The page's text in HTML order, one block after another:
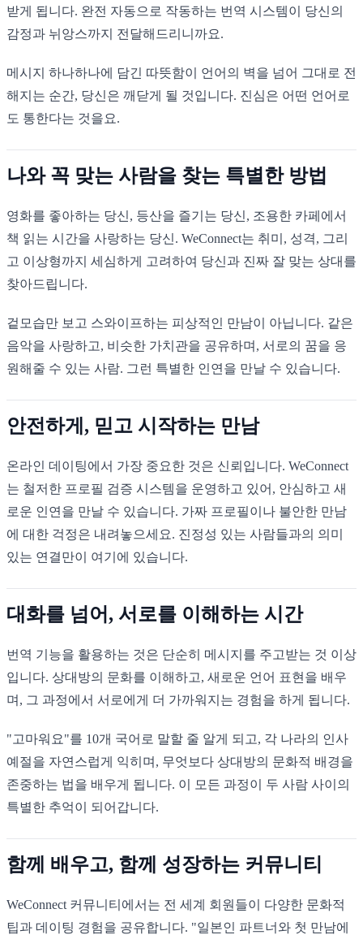
받게 됩니다. 완전 자동으로 작동하는 번역 시스템이 당신의
감정과 뉘앙스까지 전달해드리니까요.
메시지 하나하나에 담긴 따뜻함이 언어의 벽을 넘어 그대로 전
해지는 순간, 당신은 깨닫게 될 것입니다. 진심은 어떤 언어로
도 통한다는 것을요.
나와 꼭 맞는 사람을 찾는 특별한 방법
영화를 좋아하는 당신, 등산을 즐기는 당신, 조용한 카페에서
책 읽는 시간을 사랑하는 당신. WeConnect는 취미, 성격, 그리
고 이상형까지 세심하게 고려하여 당신과 진짜 잘 맞는 상대를
찾아드립니다.
겉모습만 보고 스와이프하는 피상적인 만남이 아닙니다. 같은
음악을 사랑하고, 비슷한 가치관을 공유하며, 서로의 꿈을 응
원해줄 수 있는 사람. 그런 특별한 인연을 만날 수 있습니다.
안전하게, 믿고 시작하는 만남
온라인 데이팅에서 가장 중요한 것은 신뢰입니다. WeConnect
는 철저한 프로필 검증 시스템을 운영하고 있어, 안심하고 새
로운 인연을 만날 수 있습니다. 가짜 프로필이나 불안한 만남
에 대한 걱정은 내려놓으세요. 진정성 있는 사람들과의 의미
있는 연결만이 여기에 있습니다.
대화를 넘어, 서로를 이해하는 시간
번역 기능을 활용하는 것은 단순히 메시지를 주고받는 것 이상
입니다. 상대방의 문화를 이해하고, 새로운 언어 표현을 배우
며, 그 과정에서 서로에게 더 가까워지는 경험을 하게 됩니다.
"고마워요"를 10개 국어로 말할 줄 알게 되고, 각 나라의 인사
예절을 자연스럽게 익히며, 무엇보다 상대방의 문화적 배경을
존중하는 법을 배우게 됩니다. 이 모든 과정이 두 사람 사이의
특별한 추억이 되어갑니다.
함께 배우고, 함께 성장하는 커뮤니티
WeConnect 커뮤니티에서는 전 세계 회원들이 다양한 문화적
팁과 데이팅 경험을 공유합니다. "일본인 파트너와 첫 만남에